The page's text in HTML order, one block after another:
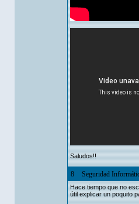
Saludos!!
8 Seguridad
Hace tiempo que no
útil explicar un poquito